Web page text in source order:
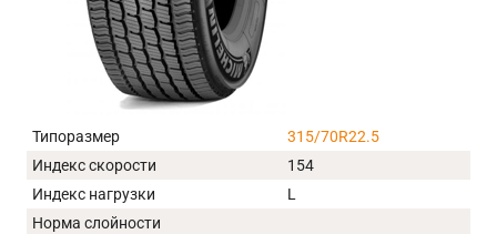
Типоразмер
315/70R22.5
Индекс скорости
154
Индекс нагрузки
L
Норма слойности